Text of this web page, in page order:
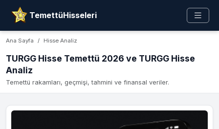
TemettüHisseleri
Ana Sayfa Hisse Analiz
TURGG Hisse Temettü 2026 ve TURGG Hisse
Analiz
Temettü rakamları, geçmişi, tahmini ve finansal veriler.